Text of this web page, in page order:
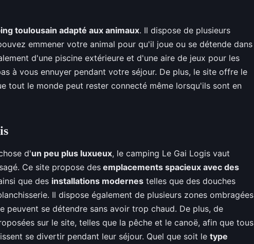
toulousain adapté aux animaux. Il dispose de plusieurs
emmener votre animal pour qu'il joue ou se détende dans
d'une piscine extérieure et d'une aire de jeux pour les
à vous ennuyer pendant votre séjour. De plus, le site offre le
tout le monde peut rester connecté même lorsqu'ils sont en
d'un peu plus luxueux, le camping Le Gai Logis vaut
Ce site propose des emplacements spacieux avec des
que des installations modernes telles que des douches
Il dispose également de plusieurs zones ombragées
peuvent se détendre sans avoir trop chaud. De plus, de
sur le site, telles que la pêche et le canoë, afin que tous
se divertir pendant leur séjour. Quel que soit le type